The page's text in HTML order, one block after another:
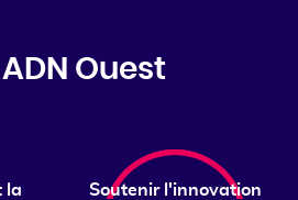
Ouest
la
Soutenir l'innovation